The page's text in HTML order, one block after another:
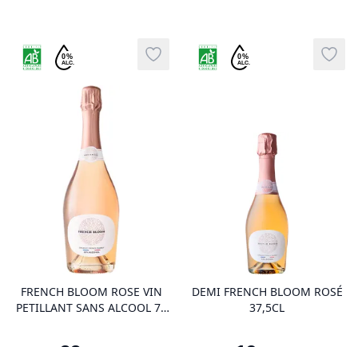
Agriculture Biologique
Sans alcool
0%
ALC.
FRENCH BLOOM ROSE VIN
PETILLANT SANS ALCOOL 75
Add to wishlist
product variant items in cart, view
Agriculture Biologique
Sans alcool
0%
ALC.
DEMI FRENCH BLOOM ROSÉ
37,5CL
Add